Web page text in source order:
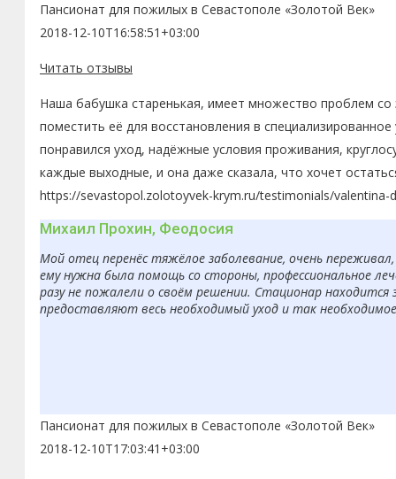
Пансионат для пожилых в Севастополе «Золотой Век»
2018-12-10T16:58:51+03:00
Читать отзывы
Наша бабушка старенькая, имеет множество проблем
поместить её для восстановления в
понравился уход, надёжные условия проживания,
каждые выходные, и она даже сказала, что хочет
https://sevastopol.zolotoyvek-krym.ru/testimonials/valentina-
Михаил Прохин, Феодосия
Мой отец перенёс тяжёлое заболевание, очень
ему нужна была помощь со стороны, профессиональное
разу не пожалели о своём решении. Стационар
предоставляют весь необходимый уход и так
Пансионат для пожилых в Севастополе «Золотой Век»
2018-12-10T17:03:41+03:00